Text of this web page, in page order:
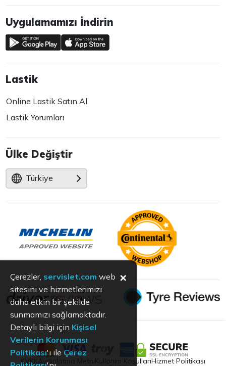
Uygulamamızı İndirin
Lastik
Online Lastik Satın Al
Lastik Yorumları
Ülke Değiştir
Türkiye
KVKK Aydınlatma Metni Kullanım KoşullarıHizmet Politikası
Çerezler, servislet.com web
sitesini ve hizmetlerimizi
daha etkin bir şekilde
sunmamızı sağlamaktadır.
Detaylı bilgi için Kişisel
Verilerin Korunması
Politikası'ı ile Çerez
×